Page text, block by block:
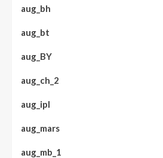
aug_bh
aug_bt
aug_BY
aug_ch_2
aug_ipl
aug_mars
aug_mb_1